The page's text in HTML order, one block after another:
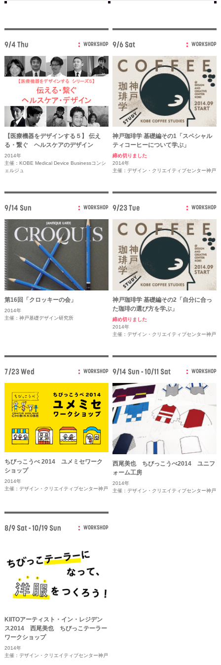
9/4 Thu WORKSHOP
【医療機器をデザインする５】 伝え
る・繋ぐ ヘルスケアのデザイン
2014年
主催：KOBE Medical Device Businessコンシ
ェルジュ
9/6 Sat WORKSHOP
神戸珈琲学 基礎編その1「スペシャル
ティコーヒーについて学ぶ」
締め切りました
2014年
主催：デザイン・クリエイティブセンター神戸
9/14 Sun WORKSHOP
第16回「クロッキーの会」
2014年
主催：神戸基礎デザイン研究所
9/23 Tue WORKSHOP
神戸珈琲学 基礎編その2「自分に合っ
た珈琲の選び方を学ぶ」
締め切りました
2014年
主催：デザイン・クリエイティブセンター神戸
7/23 Wed WORKSHOP
ちびっこうべ 2014 ユメミセワーク
ショップ
2014年
主催：デザイン・クリエイティブセンター神戸
9/14 Sun - 10/11 Sat WORKSHOP
西尾美也 ちびっこうべ2014 ユニフ
ォーム工房
2014年
主催：デザイン・クリエイティブセンター神戸
8/9 Sat - 10/19 Sun WORKSHOP
KIITOアーティスト・イン・レジデン
ス2014 西尾美也 ちびっこテーラー
ワークショップ
2014年
主催：デザイン・クリエイティブセンター神戸